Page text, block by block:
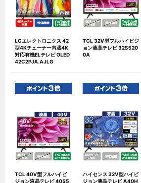
LGエレクトロニクス 42
型4Kチューナー内蔵4K
対応有機ELテレビ OLED
42C2PJA.AJLG
TCL 32V型フルハイビジ
ョン液晶テレビ 32S520
0A
TCL 40V型フルハイビ
ジョン液晶テレビ 40S5
ハイセンス 32V型ハイビ
ジョン液晶テレビ A40H